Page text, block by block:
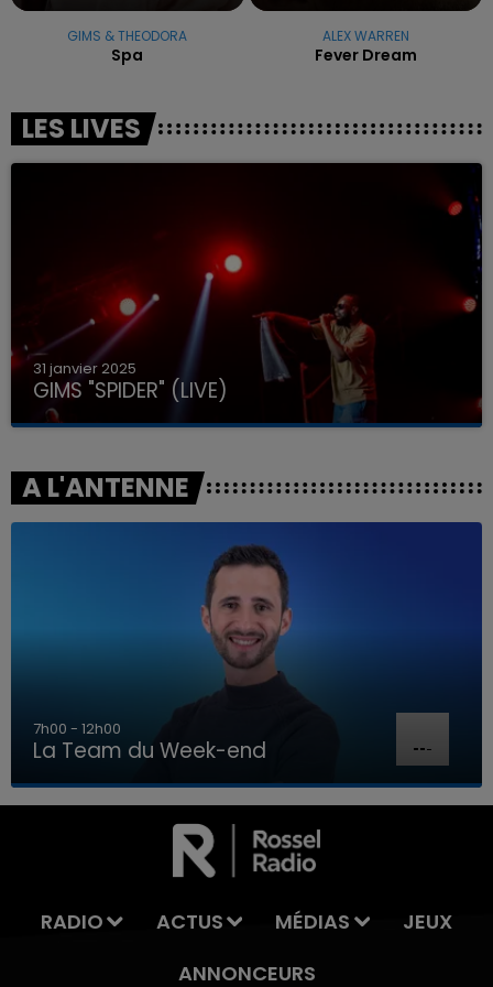
LA TEAM DU WEEK-END
GIMS & THEODORA
Spa
ALEX WARREN
Fever Dream
LES LIVES
31 janvier 2025
GIMS "SPIDER" (LIVE)
A L'ANTENNE
7h00 - 12h00
La Team du Week-end
RADIO ACTUS MÉDIAS
JEUX
ANNONCEURS